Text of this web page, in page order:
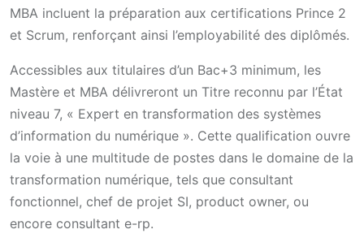
MBA incluent la préparation aux certifications Prince 2
et Scrum, renforçant ainsi l’employabilité des diplômés.
Accessibles aux titulaires d’un Bac+3 minimum, les
Mastère et MBA délivreront un Titre reconnu par l’État
niveau 7, « Expert en transformation des systèmes
d’information du numérique ». Cette qualification ouvre
la voie à une multitude de postes dans le domaine de la
transformation numérique, tels que consultant
fonctionnel, chef de projet SI, product owner, ou
encore consultant e-rp.